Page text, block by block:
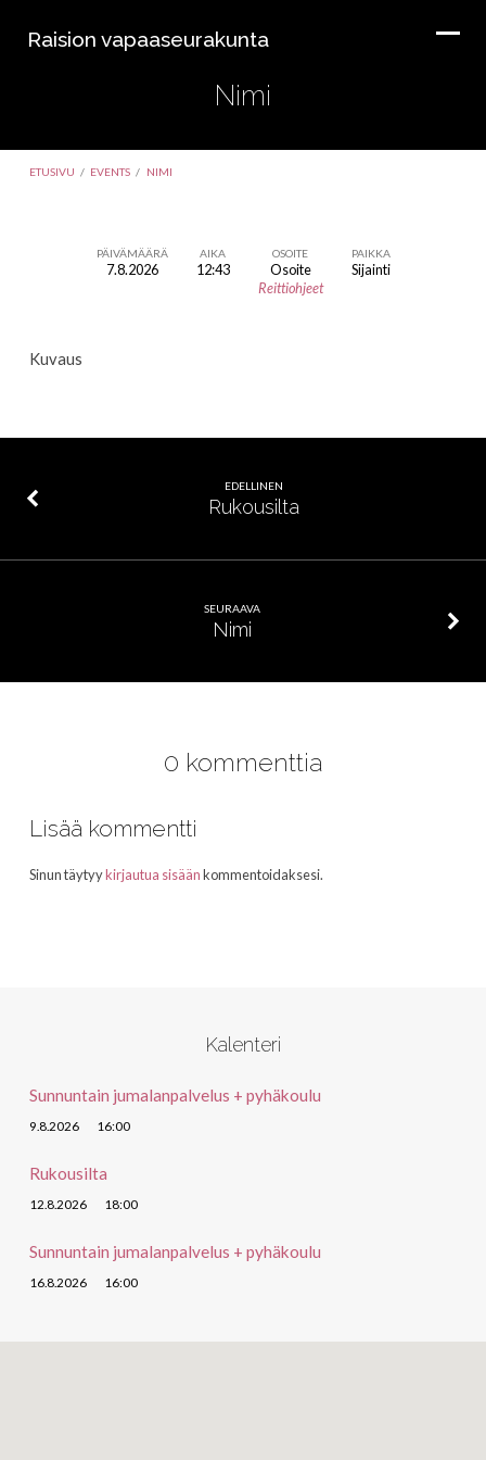
Raision vapaaseurakunta
Nimi
ETUSIVU / EVENTS / NIMI
PÄIVÄMÄÄRÄ
7.8.2026
AIKA
12:43
OSOITE
Osoite
Reittiohjeet
PAIKKA
Sijainti
Kuvaus
EDELLINEN
Rukousilta
SEURAAVA
Nimi
0 kommenttia
Lisää kommentti
Sinun täytyykirjautua sisäänkommentoidaksesi.
Kalenteri
Sunnuntain jumalanpalvelus + pyhäkoulu
9.8.2026 16:00
Rukousilta
12.8.2026 18:00
Sunnuntain jumalanpalvelus + pyhäkoulu
16.8.2026 16:00